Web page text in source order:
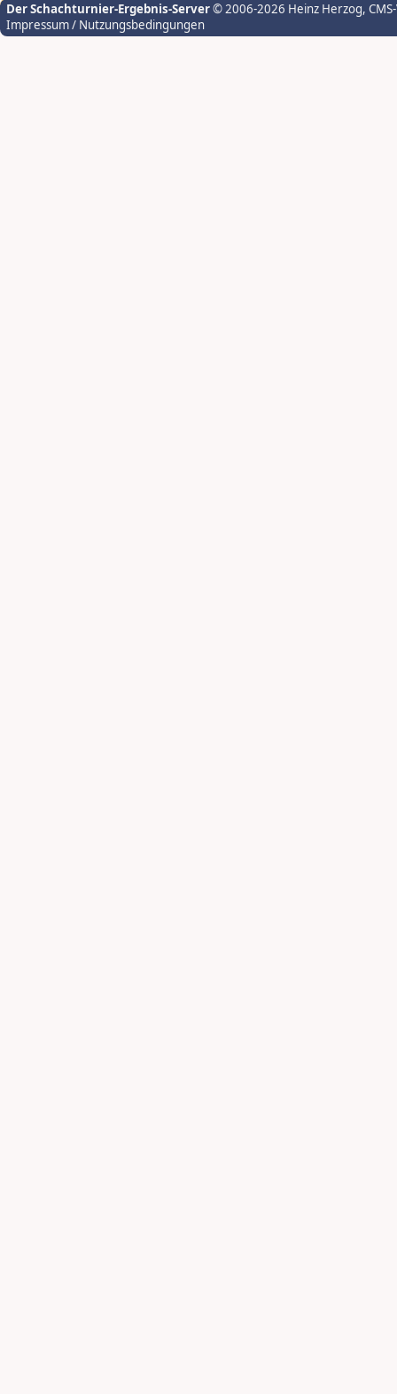
Der Schachturnier-Ergebnis-Server© 2006-2026 Heinz Herzog,
Impressum / Nutzungsbedingungen